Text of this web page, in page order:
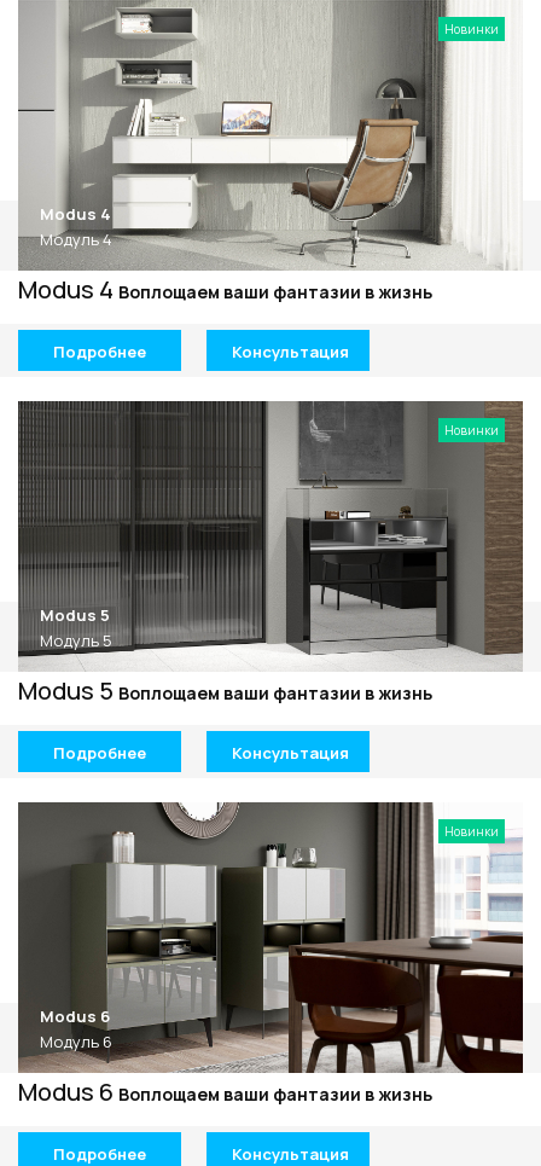
Modus 4 Воплощаем ваши фантазии в жизнь
Modus 4
Модуль 4
Подробнее Консультация
Новинки
Modus 5 Воплощаем ваши фантазии в жизнь
Modus 5
Модуль 5
Подробнее Консультация
Новинки
Modus 6 Воплощаем ваши фантазии в жизнь
Modus 6
Модуль 6
Подробнее Консультация
Новинки